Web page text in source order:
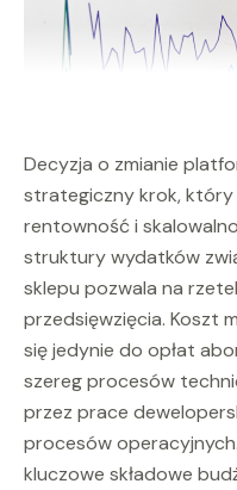
Decyzja o zmianie
strategiczny krok, który
rentowność i
struktury wydatków
sklepu pozwala na
przedsięwzięcia. Koszt
się jedynie do opłat
szereg procesów
przez prace
procesów
kluczowe składowe